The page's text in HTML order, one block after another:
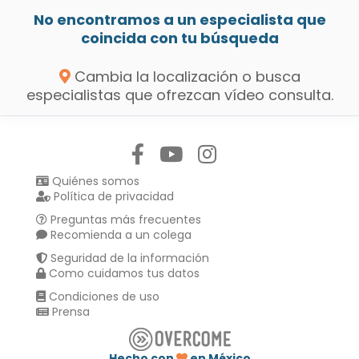
No encontramos a un especialista que
coincida con tu búsqueda
Cambia la localización o busca
especialistas que ofrezcan vídeo consulta.
Quiénes somos
Política de privacidad
Preguntas más frecuentes
Recomienda a un colega
Seguridad de la información
Como cuidamos tus datos
Condiciones de uso
Prensa